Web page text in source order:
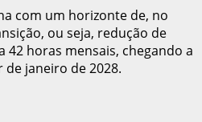
com um horizonte de, no
ou seja, redução de
42 horas mensais, chegando a
janeiro de 2028.